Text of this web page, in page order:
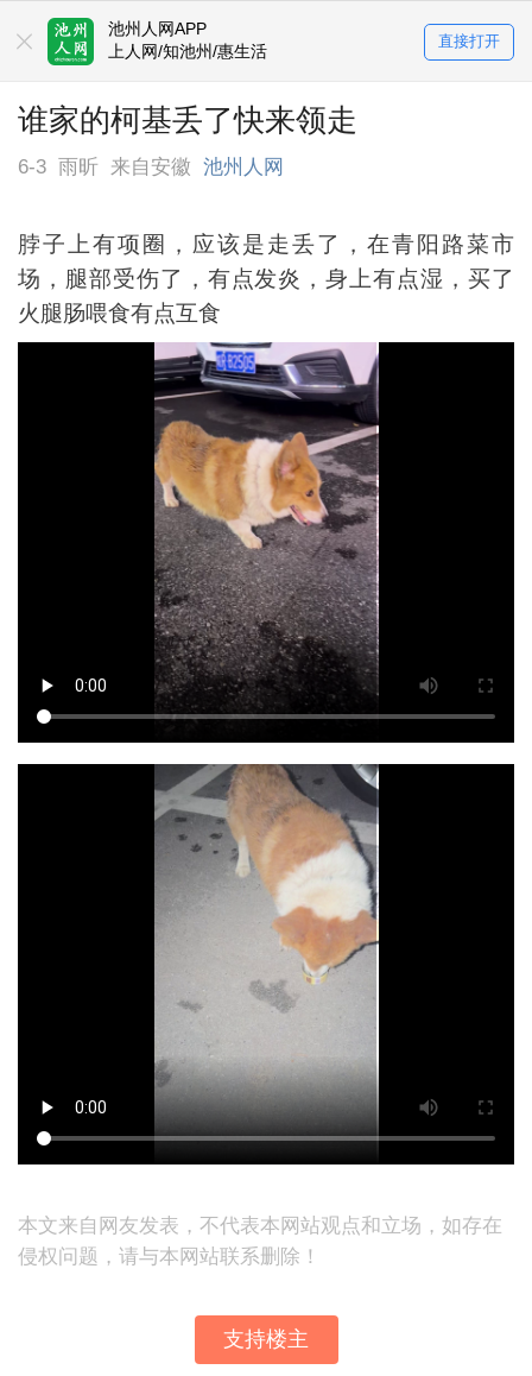
池州人网APP
上人网/知池州/惠生活
直接打开
谁家的柯基丢了快来领走
6-3 雨昕 来自安徽 池州人网
脖子上有项圈，应该是走丢了，在青阳路菜市
场，腿部受伤了，有点发炎，身上有点湿，买了
火腿肠喂食有点互食
本文来自网友发表，不代表本网站观点和立场，如存在
侵权问题，请与本网站联系删除！
支持楼主